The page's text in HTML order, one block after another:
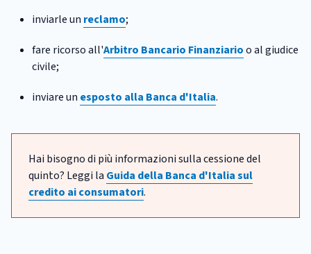
inviarle un reclamo;
fare ricorso all'Arbitro Bancario Finanziarioo al giudice
civile;
inviare un esposto alla Banca d'Italia.
Hai bisogno di più informazioni sulla cessione del
quinto? Leggi la Guida della Banca d'Italia sul
credito ai consumatori.